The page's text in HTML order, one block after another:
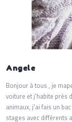
Angele
Bonjour à tous , je
voiture et j'habite près
animaux, j'ai fais un
stages avec différents